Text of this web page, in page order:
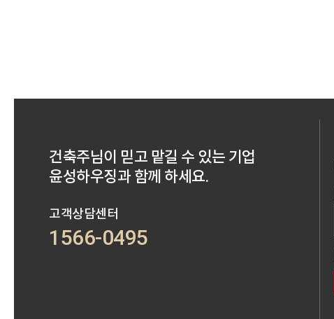
건축주님이 믿고 맡길 수 있는 기업
윤성하우징과 함께 하세요.
고객상담센터
1566-0495